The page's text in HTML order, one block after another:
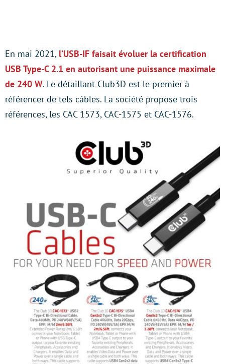
En mai 2021, l’USB-IF faisait évoluer la certification
USB Type-C 2.1 en autorisant une puissance maximale
de 240 W. Le détaillant Club3D est le premier à
référencer de tels câbles. La société propose trois
références, les CAC 1573, CAC-1575 et CAC-1576.